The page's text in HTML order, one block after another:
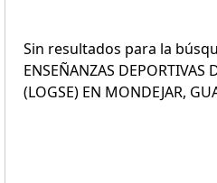
Sin resultados para la
ENSEÑANZAS DEPORTIVAS
(LOGSE) EN MONDEJAR,